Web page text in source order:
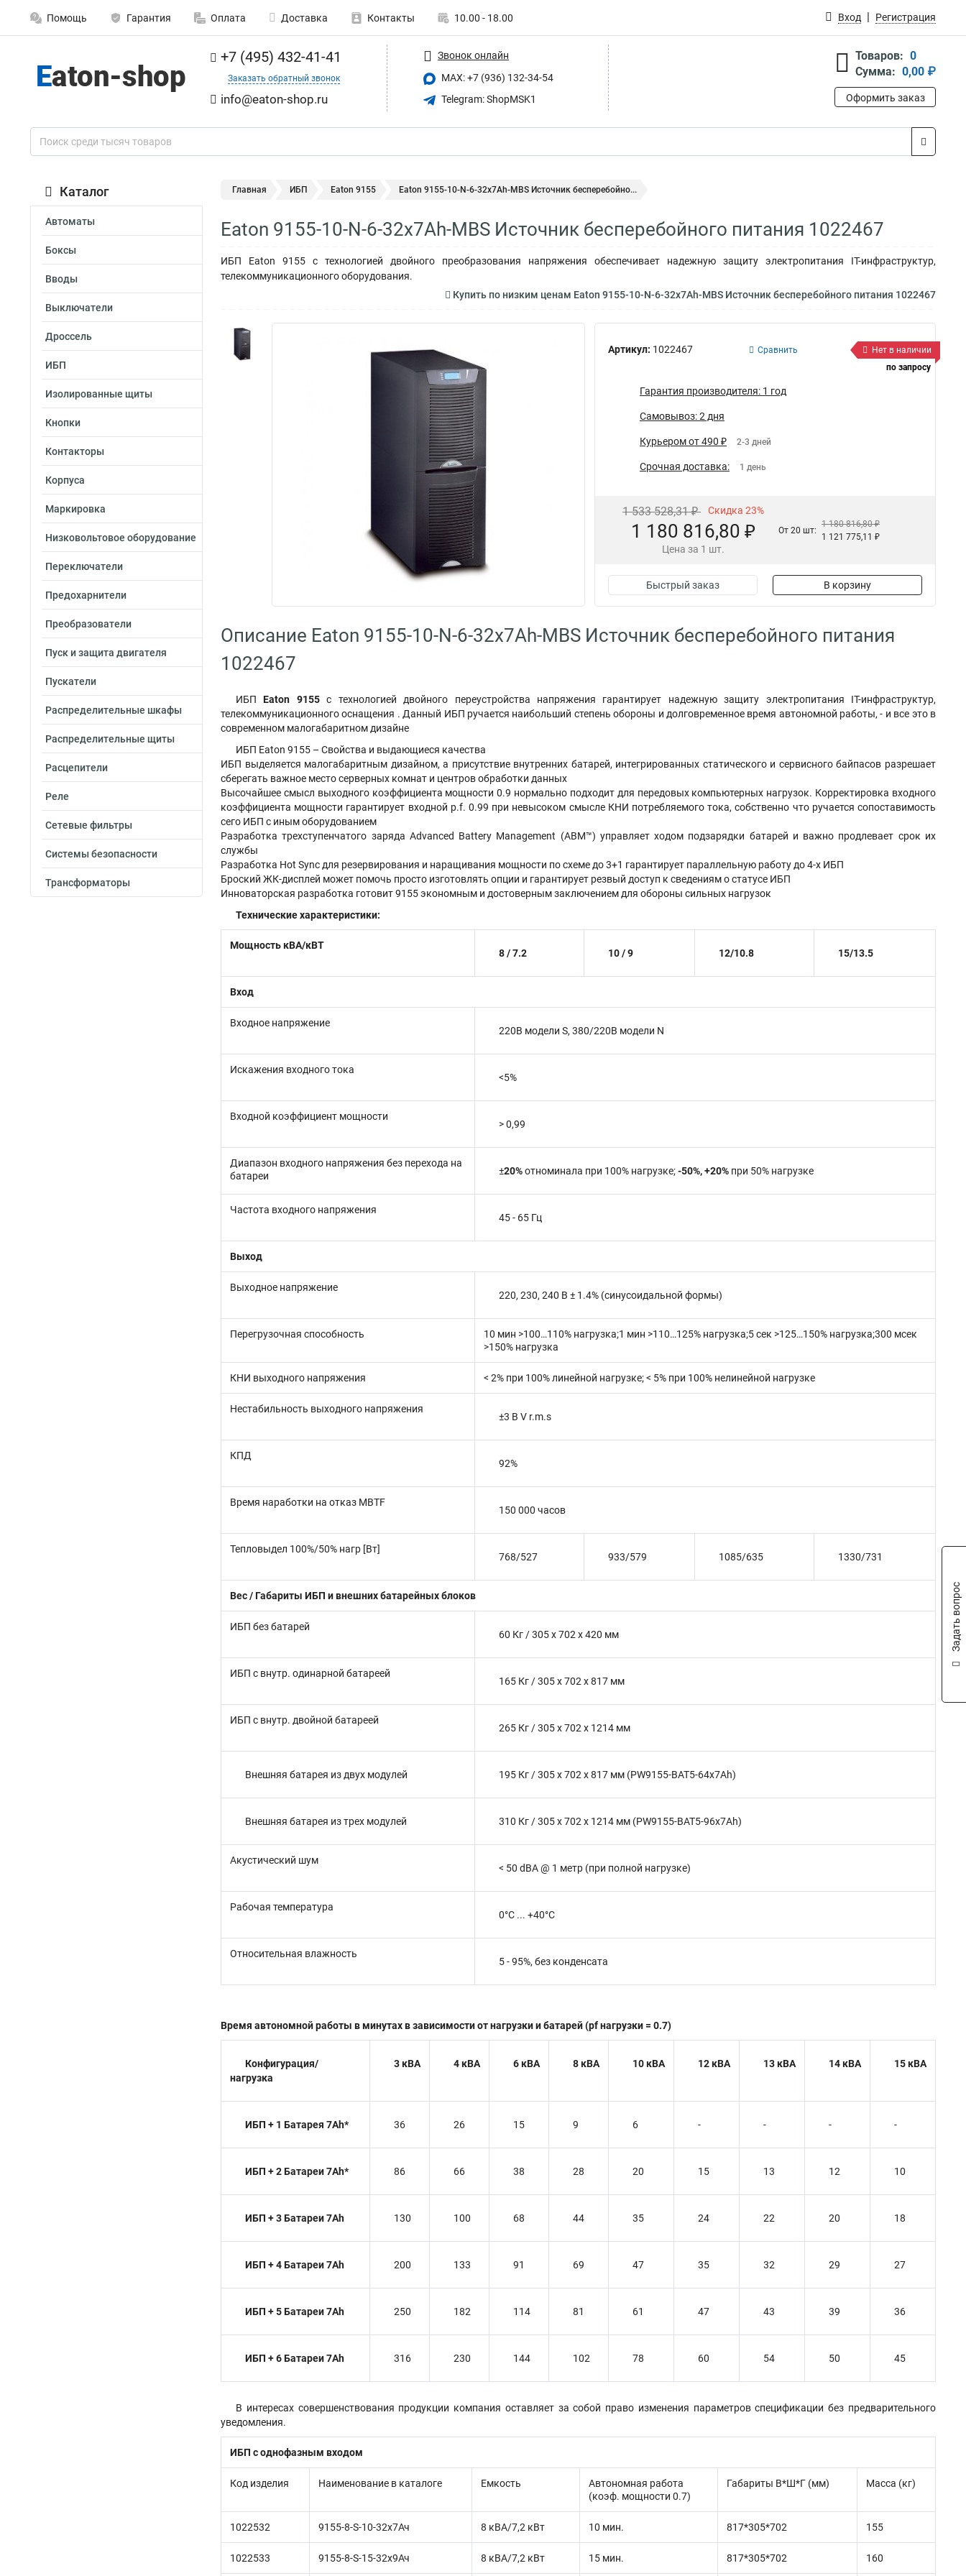
Помощь Гарантия Оплата Доставка Контакты 10.00 - 18.00 Вход Регистрация
+7 (495) 432-41-41
Заказать обратный звонок
info@eaton-shop.ru
Звонок онлайн
MAX: +7 (936) 132-34-54
Telegram: ShopMSK1
Товаров: 0
Сумма: 0,00 ₽
Оформить заказ
Каталог
Автоматы
Боксы
Вводы
Выключатели
Дроссель
ИБП
Изолированные щиты
Кнопки
Контакторы
Корпуса
Маркировка
Низковольтовое оборудование
Переключатели
Предохарнители
Преобразователи
Пуск и защита двигателя
Пускатели
Распределительные шкафы
Распределительные щиты
Расцепители
Реле
Сетевые фильтры
Системы безопасности
Трансформаторы
Главная ИБП Eaton 9155 Eaton 9155-10-N-6-32x7Ah-MBS Источник бесперебойно...
Eaton 9155-10-N-6-32x7Ah-MBS Источник бесперебойного питания 1022467
ИБП Eaton 9155 с технологией двойного преобразования напряжения обеспечивает надежную защиту электропитания IT-инфраструктур,
телекоммуникационного оборудования.
Купить по низким ценам Eaton 9155-10-N-6-32x7Ah-MBS Источник бесперебойного питания 1022467
Артикул: 1022467 Сравнить
Нет в наличии
по запросу
Гарантия производителя: 1 год
Самовывоз: 2 дня
Курьером от 490 ₽ 2-3 дней
Срочная доставка: 1 день
1 533 528,31 ₽ Скидка 23%
1 180 816,80 ₽
Цена за 1 шт.
От 20 шт:
1 180 816,80 ₽
1 121 775,11 ₽
Быстрый заказ В корзину
Описание Eaton 9155-10-N-6-32x7Ah-MBS Источник бесперебойного питания
1022467
ИБПEaton 9155с технологией двойного переустройства напряжения гарантирует надежную защиту электропитания IT-инфраструктур,
телекоммуникационного оснащения . Данный ИБП ручается наибольший степень обороны и долговременное время автономной работы, - и все это в
современном малогабаритном дизайне
ИБП Eaton 9155 – Свойства и выдающиеся качества
ИБП выделяется малогабаритным дизайном, а присутствие внутренних батарей, интегрированных статического и сервисного байпасов разрешает
сберегать важное место серверных комнат и центров обработки данных
Высочайшее смысл выходного коэффициента мощности 0.9 нормально подходит для передовых компьютерных нагрузок. Корректировка входного
коэффициента мощности гарантирует входной p.f. 0.99 при невысоком смысле КНИ потребляемого тока, собственно что ручается сопоставимость
сего ИБП с иным оборудованием
Разработка трехступенчатого заряда Advanced Battery Management (ABM™) управляет ходом подзарядки батарей и важно продлевает срок их
службы
Разработка Hot Sync для резервирования и наращивания мощности по схеме до 3+1 гарантирует параллельную работу до 4-х ИБП
Броский ЖК-дисплей может помочь просто изготовлять опции и гарантирует резвый доступ к сведениям о статусе ИБП
Инноваторская разработка готовит 9155 экономным и достоверным заключением для обороны сильных нагрузок
Технические характеристики:
Мощность кВА/кВТ
8 / 7.2 10 / 9 12/10.8 15/13.5
Вход
Входное напряжение
220В модели S, 380/220В модели N
Искажения входного тока
<5%
Входной коэффициент мощности
> 0,99
Диапазон входного напряжения без перехода на
батареи
±20%отноминала при 100% нагрузке;-50%, +20% при 50% нагрузке
Частота входного напряжения
45 - 65 Гц
Выход
Выходное напряжение
220, 230, 240 В ± 1.4% (синусоидальной формы)
Перегрузочная способность
10 мин >100…110% нагрузка;1 мин >110…125% нагрузка;5 сек >125…150% нагрузка;300 мсек
>150% нагрузка
КНИ выходного напряжения < 2% при 100% линейной нагрузке; < 5% при 100% нелинейной нагрузке
Нестабильность выходного напряжения
±3 В V r.m.s
КПД
92%
Время наработки на отказ MBTF
150 000 часов
Тепловыдел 100%/50% нагр [Вт]
768/527 933/579 1085/635 1330/731
Вес / Габариты ИБП и внешних батарейных блоков
ИБП без батарей
60 Кг / 305 x 702 x 420 мм
ИБП с внутр. одинарной батареей
165 Кг / 305 x 702 x 817 мм
ИБП с внутр. двойной батареей
265 Кг / 305 x 702 x 1214 мм
Внешняя батарея из двух модулей 195 Кг / 305 x 702 x 817 мм (PW9155-BAT5-64x7Ah)
Внешняя батарея из трех модулей 310 Кг / 305 x 702 x 1214 мм (PW9155-BAT5-96x7Ah)
Акустический шум
< 50 dBA @ 1 метр (при полной нагрузке)
Рабочая температура
0°C ... +40°C
Относительная влажность
5 - 95%, без конденсата
Время автономной работы в минутах в зависимости от нагрузки и батарей (pf нагрузки = 0.7)
Конфигурация/
нагрузка
3 кВА 4 кВА 6 кВА 8 кВА 10 кВА 12 кВА 13 кВА 14 кВА 15 кВА
ИБП + 1 Батарея 7Ah* 36 26 15 9 6 - - - -
ИБП + 2 Батареи 7Ah* 86 66 38 28 20 15 13 12 10
ИБП + 3 Батареи 7Ah 130 100 68 44 35 24 22 20 18
ИБП + 4 Батареи 7Ah 200 133 91 69 47 35 32 29 27
ИБП + 5 Батареи 7Ah 250 182 114 81 61 47 43 39 36
ИБП + 6 Батареи 7Ah 316 230 144 102 78 60 54 50 45
В интересах совершенствования продукции компания оставляет за собой право изменения параметров спецификации без предварительного
уведомления.
ИБП с однофазным входом
Код изделия Наименование в каталоге Емкость
Автономная работа
(коэф. мощности 0.7)
Габариты В*Ш*Г (мм) Масса (кг)
1022532 9155-8-S-10-32x7Ач 8 кВА/7,2 кВт 10 мин. 817*305*702 155
1022533 9155-8-S-15-32x9Ач 8 кВА/7,2 кВт 15 мин. 817*305*702 160
Задать вопрос